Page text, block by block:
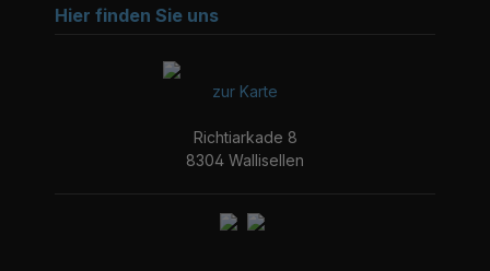
Hier finden Sie uns
zur Karte
Richtiarkade 8
8304 Wallisellen